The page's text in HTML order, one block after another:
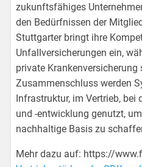
zukunftsfähiges
den Bedürfnissen der
Stuttgarter bringt ihre
Unfallversicherungen ein,
private
Zusammenschluss werden
Infrastruktur, im Vertrieb, bei
und -entwicklung genutzt,
nachhaltige Basis zu
Mehr dazu auf: https://